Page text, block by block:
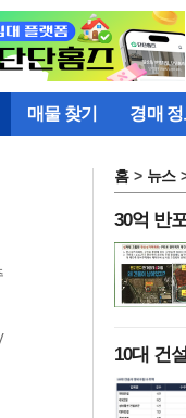
매물 찾기 경매
홈 뉴스
30억 반
10대 건